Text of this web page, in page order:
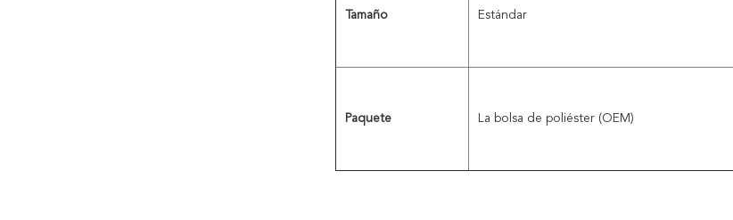
Tamaño Estándar
Paquete La bolsa de poliéster (OEM)